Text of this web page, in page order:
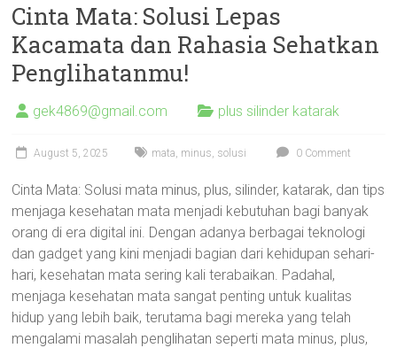
Cinta Mata: Solusi Lepas
Kacamata dan Rahasia Sehatkan
Penglihatanmu!
gek4869@gmail.com plus silinder katarak
August 5, 2025 mata, minus, solusi 0 Comment
Cinta Mata: Solusi mata minus, plus, silinder, katarak, dan tips
menjaga kesehatan mata menjadi kebutuhan bagi banyak
orang di era digital ini. Dengan adanya berbagai teknologi
dan gadget yang kini menjadi bagian dari kehidupan sehari-
hari, kesehatan mata sering kali terabaikan. Padahal,
menjaga kesehatan mata sangat penting untuk kualitas
hidup yang lebih baik, terutama bagi mereka yang telah
mengalami masalah penglihatan seperti mata minus, plus,